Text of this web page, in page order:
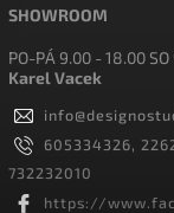
SHOWROOM
PO-PÁ 9.00 - 18.00
Karel Vacek
info@
605334326,
732232010
https://